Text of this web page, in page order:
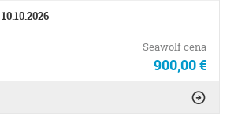
10.10.2026
Seawolf cena
900,00 €